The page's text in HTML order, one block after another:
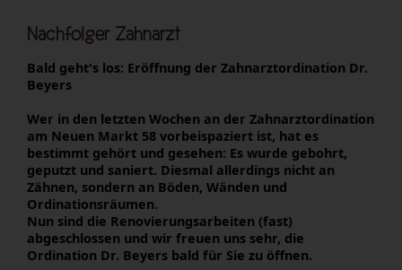
Nachfolger Zahnarzt
Bald geht's los: Eröffnung der Zahnarztordination Dr.
Beyers
Wer in den letzten Wochen an der Zahnarztordination
am Neuen Markt 58 vorbeispaziert ist, hat es
bestimmt gehört und gesehen: Es wurde gebohrt,
geputzt und saniert. Diesmal allerdings nicht an
Zähnen, sondern an Böden, Wänden und
Ordinationsräumen.
Nun sind die Renovierungsarbeiten (fast)
abgeschlossen und wir freuen uns sehr, die
Ordination Dr. Beyers bald für Sie zu öffnen.